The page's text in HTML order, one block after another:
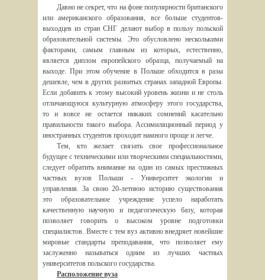
Давно не секрет, что на фоне популярности британского
или американского образования, все больше студентов-
выходцев из стран СНГ делают выбор в пользу польской
образовательной системы. Это обусловлено несколькими
факторами, самым главным из которых, естественно,
является диплом европейского образца, получаемый на
выходе. При этом обучение в Польше обходится в разы
дешевле, чем в других развитых странах западной Европы.
Если добавить к этому высокий уровень жизни и не столь
отличающуюся культурную атмосферу этого государства,
то и вовсе не остается никаких сомнений касательно
правильности такого выбора. Ассимиляционный период у
иностранных студентов проходит намного проще и легче.
Тем, кто желает связать свое профессиональное
будущее с техническими или творческими специальностями,
следует обратить внимание на один из самых престижных
частных вузов Польши - Университет экологии и
управления. За свою 20-летнюю историю существования
это образовательное учреждение успело наработать
качественную научную и педагогическую базу, которая
позволяет говорить о высоком уровне подготовки
специалистов. Вместе с тем вуз активно внедряет новейшие
мировые стандарты преподавания, что позволяет ему
заслуженно называться одним из лучших частных
университетов польского государства.
Расположение вуза